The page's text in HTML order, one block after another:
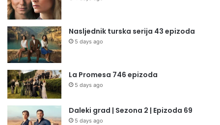
Nasljednik turska serija 43 epizoda
5 days ago
La Promesa 746 epizoda
5 days ago
Daleki grad | Sezona 2 | Epizoda 69
5 days ago